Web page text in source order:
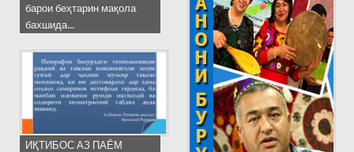
барои беҳтарин мақола
бахшида...
ИҚТИБОС АЗ ПАЁМ